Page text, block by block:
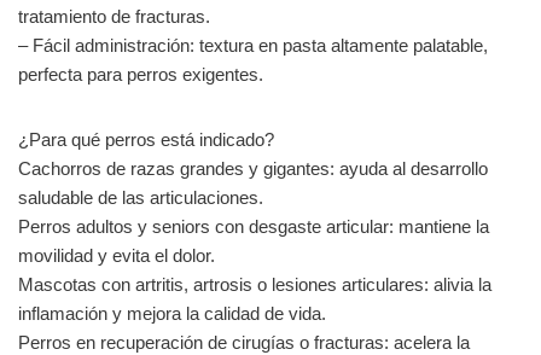
tratamiento de fracturas.
– Fácil administración: textura en pasta altamente palatable,
perfecta para perros exigentes.
¿Para qué perros está indicado?
Cachorros de razas grandes y gigantes: ayuda al desarrollo
saludable de las articulaciones.
Perros adultos y seniors con desgaste articular: mantiene la
movilidad y evita el dolor.
Mascotas con artritis, artrosis o lesiones articulares: alivia la
inflamación y mejora la calidad de vida.
Perros en recuperación de cirugías o fracturas: acelera la